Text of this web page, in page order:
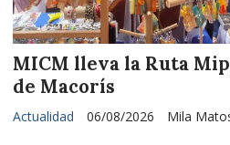
MICM lleva la Ruta
de Macorís
Mila
Actualidad 06/08/2026